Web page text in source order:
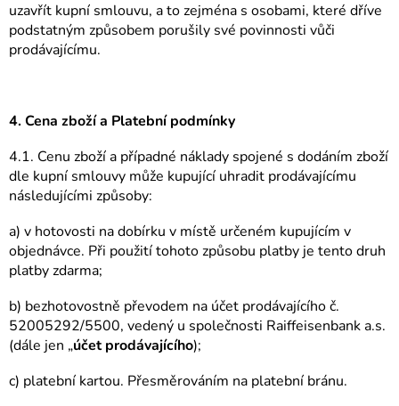
uzavřít kupní smlouvu, a to zejména s osobami, které dříve
podstatným způsobem porušily své povinnosti vůči
prodávajícímu.
4. Cena zboží a Platební podmínky
4.1. Cenu zboží a případné náklady spojené s dodáním zboží
dle kupní smlouvy může kupující uhradit prodávajícímu
následujícími způsoby:
a) v hotovosti na dobírku v místě určeném kupujícím v
objednávce. Při použití tohoto způsobu platby je tento druh
platby zdarma;
b) bezhotovostně převodem na účet prodávajícího č.
52005292/5500, vedený u společnosti Raiffeisenbank a.s.
(dále jen „účet prodávajícího);
c) platební kartou. Přesměrováním na platební bránu.